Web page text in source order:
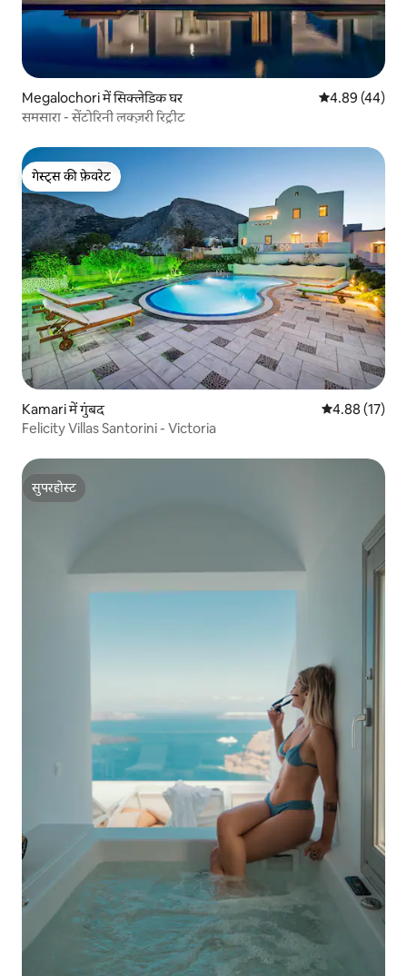
Megalochori में सिक्लेडिक घर औसत रेटिंग 5 में
4.89 (44)
समसारा - सेंटोरिनी लक्ज़री रिट्रीट
गेस्ट्स की फ़ेवरेट
गेस्ट्स की फ़ेवरेट
Kamari में गुंबद औसत रेटिंग 5 में
4.88 (17)
Felicity Villas Santorini - Victoria
सुपरहोस्ट
सुपरहोस्ट